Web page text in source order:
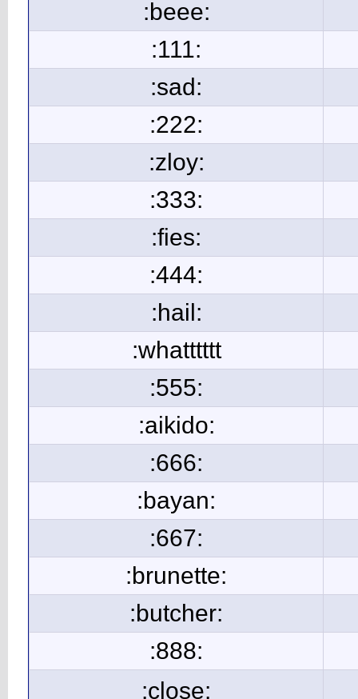
:beee:
:111:
:sad:
:222:
:zloy:
:333:
:fies:
:444:
:hail:
:whatttttt
:555:
:aikido:
:666:
:bayan:
:667:
:brunette:
:butcher:
:888:
:close: